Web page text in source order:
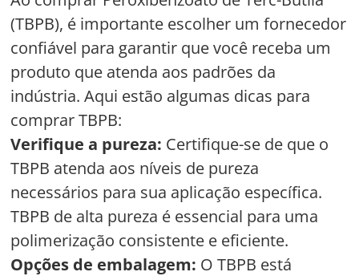
(TBPB), é importante escolher um fornecedor
confiável para garantir que você receba um
produto que atenda aos padrões da
indústria. Aqui estão algumas dicas para
comprar TBPB:
Verifique a pureza: Certifique-se de que o
TBPB atenda aos níveis de pureza
necessários para sua aplicação específica.
TBPB de alta pureza é essencial para uma
polimerização consistente e eficiente.
Opções de embalagem: O TBPB está